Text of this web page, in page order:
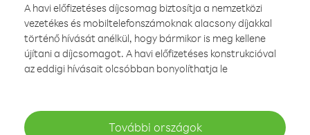
A havi előfizetéses díjcsomag biztosítja a nemzetközi
vezetékes és mobiltelefonszámoknak alacsony díjakkal
történő hívását anélkül, hogy bármikor is meg kellene
újítani a díjcsomagot. A havi előfizetéses konstrukcióval
az eddigi hívásait olcsóbban bonyolíthatja le
További országok